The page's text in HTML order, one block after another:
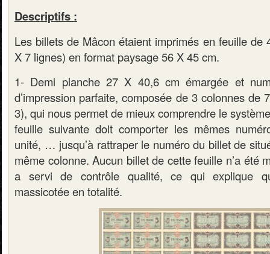
Descriptifs :
Les billets de Mâcon étaient imprimés en feuille de
X 7 lignes) en format paysage 56 X 45 cm.
1- Demi planche 27 X 40,6 cm émargée et
d’impression parfaite, composée de 3 colonnes de
3), qui nous permet de mieux comprendre le
feuille suivante doit comporter les mêmes
unité, … jusqu’à rattraper le numéro du billet de
même colonne. Aucun billet de cette feuille n’a été
a servi de contrôle qualité, ce qui explique
massicotée en totalité.